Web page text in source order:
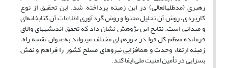
رهبری (مدظله­العالی) در این زمینه پرداخته ­شد. اﯾﻦ ﺗﺤﻘﯿﻖ از ﻧﻮع
کاربردی، روش آن تحلیل محتوا و روش ﮔﺮدآوری اﻃﻼﻋﺎت آن کتابخانه‌ای
و میدانی اﺳﺖ. نتایج این پژوهش نشان داد که تحقق اندیشه­های والای
فرمانده معظم کل قوا در حوزه­های مختلف می­تواند به‌عنوان نقشه راه،
زمینه ارتقاء وحدت و هم­افزایی نیروهای مسلح کشور را فراهم و نقش
بسزایی در تأمین امنیت ملی ایفا کند.